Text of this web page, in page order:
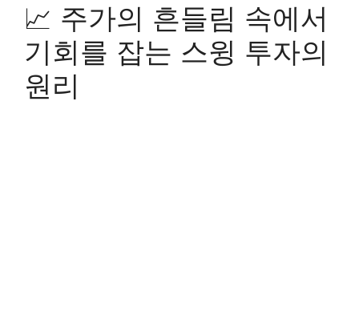
📈 주가의 흔들림 속에서
기회를 잡는 스윙 투자의
원리